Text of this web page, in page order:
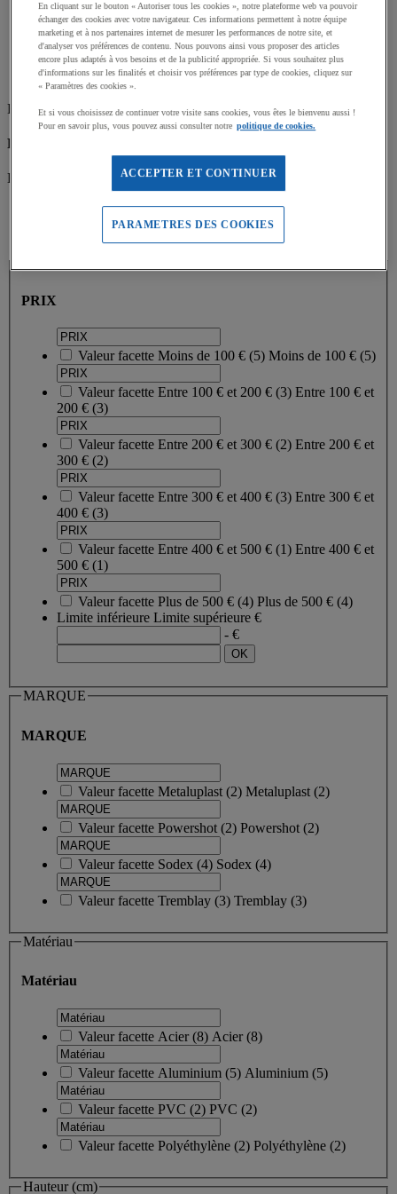
Accueil
Sports collectifs
Sports de crosse
Matériel de Hockey et Street Hockey
Buts de Hockey
Filtrez par
Produit responsable
En savoir plus sur notre démarche responsable
oui(2)
PRIX
Valeur facette Moins de 100 € (5) Moins de 100 € (5)
Valeur facette Entre 100 € et 200 € (3) Entre 100 € et
200 € (3)
Valeur facette Entre 200 € et 300 € (2) Entre 200 € et
300 € (2)
Valeur facette Entre 300 € et 400 € (3) Entre 300 € et
400 € (3)
Valeur facette Entre 400 € et 500 € (1) Entre 400 € et
500 € (1)
Valeur facette Plus de 500 € (4) Plus de 500 € (4)
Limite inférieure Limite supérieure €
- €
MARQUE
MARQUE
Valeur facette Metaluplast (2) Metaluplast (2)
Valeur facette Powershot (2) Powershot (2)
Valeur facette Sodex (4) Sodex (4)
Valeur facette Tremblay (3) Tremblay (3)
Matériau
Matériau
Valeur facette Acier(8) Acier(8)
Valeur facette Aluminium (5) Aluminium (5)
Valeur facette PVC (2) PVC (2)
Valeur facette Polyéthylène (2) Polyéthylène (2)
Hauteur (cm)
En cliquant sur le bouton « Autoriser tous les cookies », notre plateforme web va pouvoir
échanger des cookies avec votre navigateur. Ces informations permettent à notre équipe
marketing et à nos partenaires internet de mesurer les performances de notre site, et
d'analyser vos préférences de contenu. Nous pouvons ainsi vous proposer des articles
encore plus adaptés à vos besoins et de la publicité appropriée. Si vous souhaitez plus
d'informations sur les finalités et choisir vos préférences par type de cookies, cliquez sur
« Paramètres des cookies ».
Et si vous choisissez de continuer votre visite sans cookies, vous êtes le bienvenu aussi !
Pour en savoir plus, vous pouvez aussi consulter notre politique de cookies.
ACCEPTER ET CONTINUER
PARAMETRES DES COOKIES